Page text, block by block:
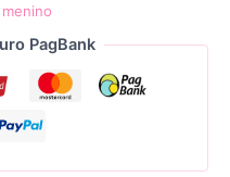
menino
PagBank